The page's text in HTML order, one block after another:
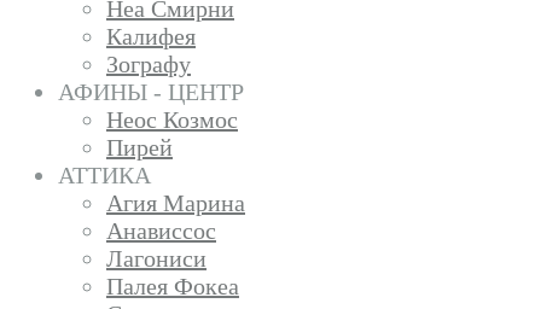
Неа Смирни
Калифея
Зографу
АФИНЫ - ЦЕНТР
Неос Козмос
Пирей
АТТИКА
Агия Марина
Анависсос
Лагониси
Палея Фокеа